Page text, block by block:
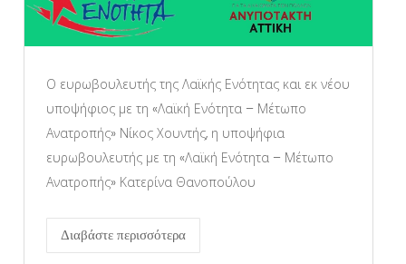
Ο ευρωβουλευτής της Λαϊκής Ενότητας και εκ νέου
υποψήφιος με τη «Λαϊκή Ενότητα – Μέτωπο
Ανατροπής» Νίκος Χουντής, η υποψήφια
ευρωβουλευτής με τη «Λαϊκή Ενότητα – Μέτωπο
Ανατροπής» Κατερίνα Θανοπούλου
Διαβάστε περισσότερα